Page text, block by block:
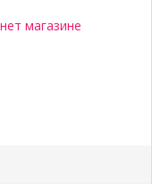
магазине